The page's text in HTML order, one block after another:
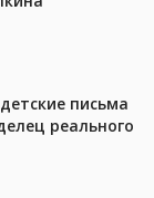
письма
реального